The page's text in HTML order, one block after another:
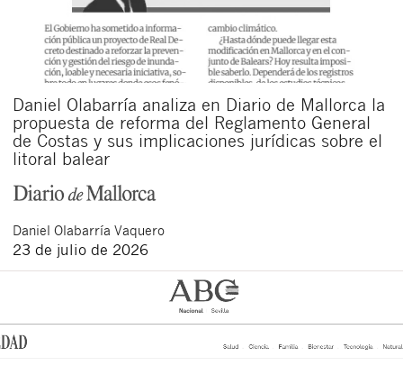
Daniel Olabarría analiza en Diario de Mallorca la
propuesta de reforma del Reglamento General
de Costas y sus implicaciones jurídicas sobre el
litoral balear
Daniel Olabarría Vaquero
23 de julio de 2026